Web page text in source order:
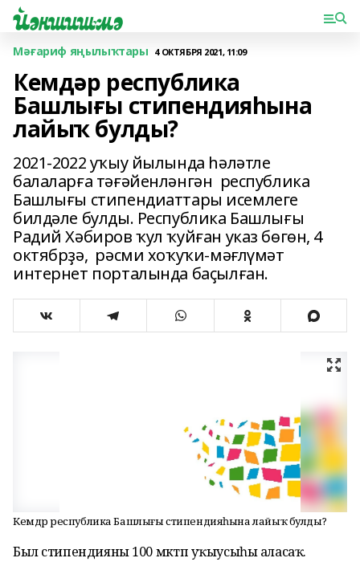
Мәғариф яңылыҡтары 4 ОКТЯБРЯ 2021, 11:09
Кемдәр республика
Башлығы стипендияһына
лайыҡ булды?
2021-2022 уҡыу йылында һәләтле
балаларға тәғәйенләнгән республика
Башлығы стипендиаттары исемлеге
билдәле булды. Республика Башлығы
Радий Хәбиров ҡул ҡуйған указ бөгөн, 4
октябрҙә, рәсми хоҡуҡи-мәғлүмәт
интернет порталында баҫылған.
Кемдәр республика Башлығы стипендияһына лайыҡ булды?
Был стипендияны 100 мәктәп уҡыусыһы аласаҡ.